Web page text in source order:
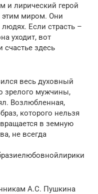
и лирический герой
миром. Они
Если страсть –
уходит, вот
здесь
весь духовный
зрелого мужчины,
Возлюбленная,
которого нельзя
в земную
не всегда
А.С. Пушкина